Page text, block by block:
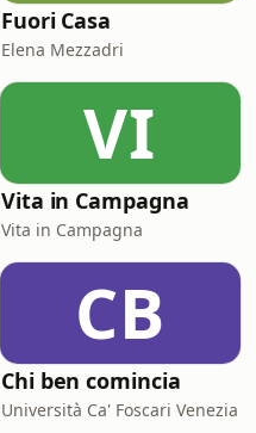
Fuori Casa
Elena Mezzadri
VI
Vita in Campagna
Vita in Campagna
CB
Chi ben comincia
Università Ca' Foscari Venezia